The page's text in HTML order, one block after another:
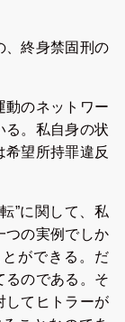
終身禁固刑の
のネットワー
る。私自身の状
望所持罪違反
”に関して、私
つの実例でしか
ができる。だ
るのである。そ
してヒトラーが